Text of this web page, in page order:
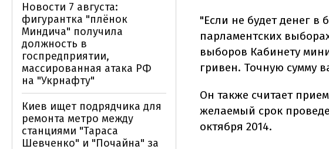
"Если не будет денег
парламентских
выборов Кабинету
гривен. Точную сумму
Он также считает
желаемый срок
октября 2014.
Новости 7 августа:
фигурантка "плёнок
Миндича" получила
должность в
госпредприятии,
массированная атака РФ
на "Укрнафту"
Киев ищет подрядчика для
ремонта метро между
станциями "Тараса
Шевченко" и "Почайна" за